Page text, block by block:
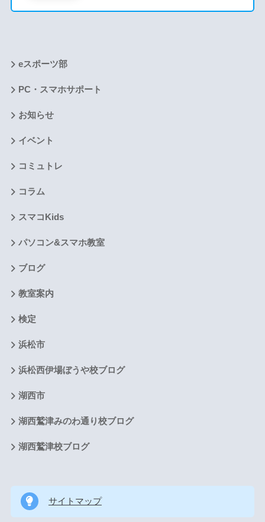
eスポーツ部
PC・スマホサポート
お知らせ
イベント
コミュトレ
コラム
スマコKids
パソコン&スマホ教室
ブログ
教室案内
検定
浜松市
浜松西伊場ぼうや校ブログ
湖西市
湖西鷲津みのわ通り校ブログ
湖西鷲津校ブログ
サイトマップ